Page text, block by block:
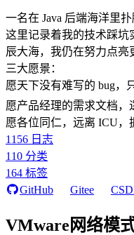
一名在 Java 后端海洋里扑
这里记录着我的技术踩坑
辰大海，我仍在努力点亮
三大愿景：
愿天下没有难写的 bug，
愿产品经理的需求文档，
愿各位同仁，远离 ICU，
1156 日志
110 分类
164 标签
GitHub
Gitee
VMware网络模